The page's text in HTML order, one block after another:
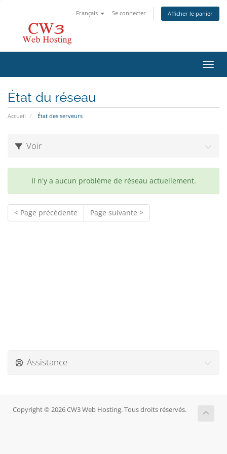
Français Se connecter Afficher le panier
État du réseau
Accueil État des serveurs
Voir
Il n'y a aucun problème de réseau actuellement.
< Page précédente Page suivante >
Assistance
Copyright © 2026 CW3 Web Hosting. Tous droits réservés.